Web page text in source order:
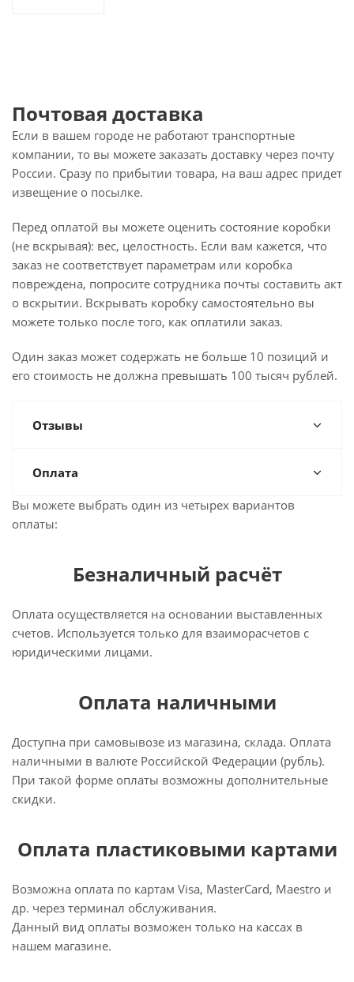
Почтовая доставка
Если в вашем городе не работают транспортные
компании, то вы можете заказать доставку через почту
России. Сразу по прибытии товара, на ваш адрес придет
извещение о посылке.
Перед оплатой вы можете оценить состояние коробки
(не вскрывая): вес, целостность. Если вам кажется, что
заказ не соответствует параметрам или коробка
повреждена, попросите сотрудника почты составить акт
о вскрытии. Вскрывать коробку самостоятельно вы
можете только после того, как оплатили заказ.
Один заказ может содержать не больше 10 позиций и
его стоимость не должна превышать 100 тысяч рублей.
Отзывы
Оплата
Вы можете выбрать один из четырех вариантов
оплаты:
Безналичный расчёт
Оплата осуществляется на основании выставленных
счетов. Используется только для взаиморасчетов с
юридическими лицами.
Оплата наличными
Доступна при самовывозе из магазина, склада. Оплата
наличными в валюте Российской Федерации (рубль).
При такой форме оплаты возможны дополнительные
скидки.
Оплата пластиковыми картами
Возможна оплата по картам Visa, MasterCard, Maestro и
др. через терминал обслуживания.
Данный вид оплаты возможен только на кассах в
нашем магазине.